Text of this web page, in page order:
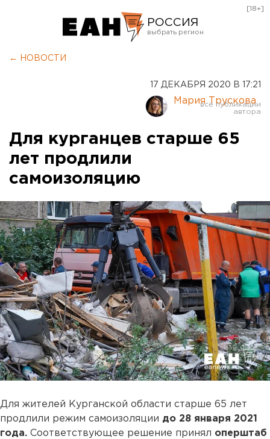
РОССИЯ
Курган
Оренбург
[18+]
← НОВОСТИ
17 ДЕКАБРЯ 2020 В 17:21
Мария Трускова
Для курганцев старше 65
лет продлили
самоизоляцию
Для жителей Курганской области старше 65 лет
продлили режим самоизоляции до 28 января 2021
года. Соответствующее решение принял оперштаб